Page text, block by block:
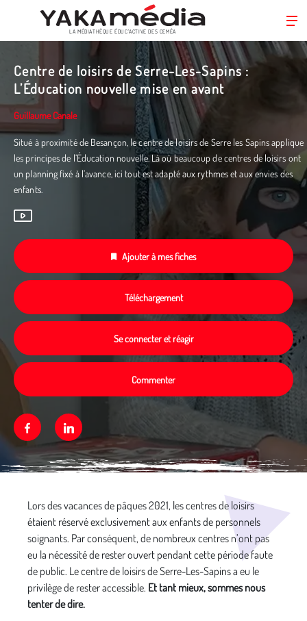
contenu
principal
LA MÉDIATHÈQUE ÉDUC’ACTIVE DES CEMÉA
Centre de loisirs de Serre-Les-Sapins :
L’Éducation nouvelle mise en avant
Guillaume Canale
Situé à proximité de Besançon, le centre de loisirs de Serre les Sapins applique
les principes de l’Éducation nouvelle. Là où beaucoup de centres de loisirs ont
un planning fixé à l’avance, ici tout est adapté aux rythmes et aux envies des
enfants.
Ajouter à mes fiches
Téléchargement
Se connecter et réagir
Commenter
FacebookLinkedin
Lors des vacances de pâques 2021, les centres de loisirs
étaient réservé exclusivement aux enfants de personnels
soignants. Par conséquent, de nombreux centres n’ont pas
eu la nécessité de rester ouvert pendant cette période faute
de public. Le centre de loisirs de Serre-Les-Sapins a eu le
privilège de rester accessible. Et tant mieux, sommes nous
tenter de dire.